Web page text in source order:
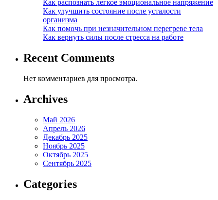
Как распознать легкое эмоциональное напряжение
Как улучшить состояние после усталости
организма
Как помочь при незначительном перегреве тела
Как вернуть силы после стресса на работе
Recent Comments
Нет комментариев для просмотра.
Archives
Май 2026
Апрель 2026
Декабрь 2025
Ноябрь 2025
Октябрь 2025
Сентябрь 2025
Categories